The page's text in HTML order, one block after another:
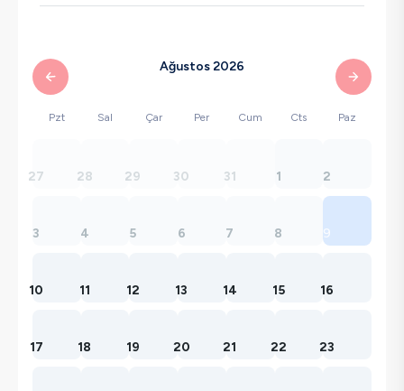
Ağustos 2026
Pzt Sal Çar Per Cum Cts Paz
27 28 29 30 31 1 2
3 4 5 6 7 8 9
10 11 12 13 14 15 16
17 18 19 20 21 22 23